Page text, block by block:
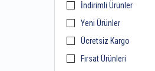
İndirimli Ürünler
Yeni Ürünler
Ücretsiz Kargo
Fırsat Ürünleri